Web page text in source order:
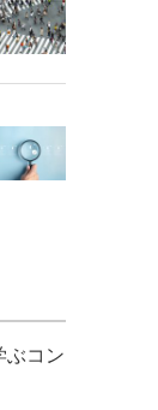
コン